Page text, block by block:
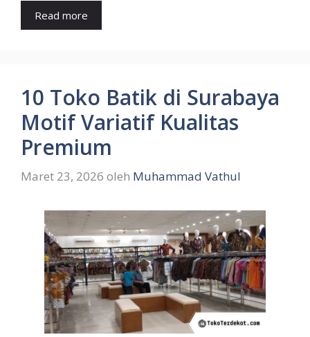
Read more
10 Toko Batik di Surabaya
Motif Variatif Kualitas
Premium
Maret 23, 2026 oleh Muhammad Vathul